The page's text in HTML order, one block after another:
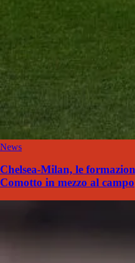
News
Chelsea-Milan, le
Comotto in mezzo al campo